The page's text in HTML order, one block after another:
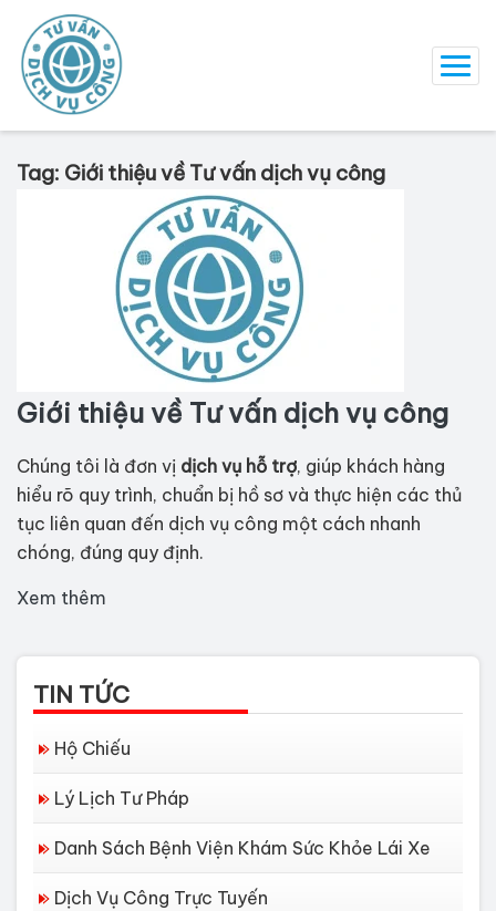
Tag: Giới thiệu về Tư vấn dịch vụ công
Giới thiệu về Tư vấn dịch vụ công
Chúng tôi là đơn vị dịch vụ hỗ trợ, giúp khách hàng
hiểu rõ quy trình, chuẩn bị hồ sơ và thực hiện các thủ
tục liên quan đến dịch vụ công một cách nhanh
chóng, đúng quy định.
Xem thêm
TIN TỨC
Hộ Chiếu
Lý Lịch Tư Pháp
Danh Sách Bệnh Viện Khám Sức Khỏe Lái Xe
Dịch Vụ Công Trực Tuyến